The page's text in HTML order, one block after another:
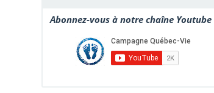
Abonnez-vous à notre chaîne Youtube